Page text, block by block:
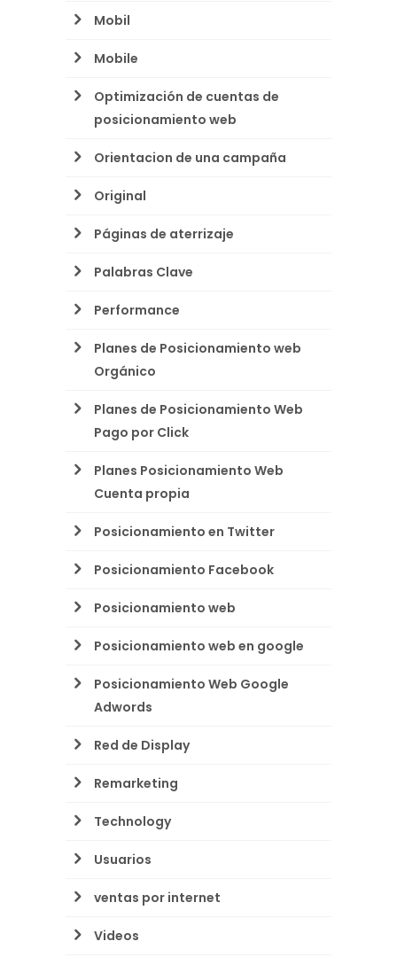
Mobil
Mobile
Optimización de cuentas de
posicionamiento web
Orientacion de una campaña
Original
Páginas de aterrizaje
Palabras Clave
Performance
Planes de Posicionamiento web
Orgánico
Planes de Posicionamiento Web
Pago por Click
Planes Posicionamiento Web
Cuenta propia
Posicionamiento en Twitter
Posicionamiento Facebook
Posicionamiento web
Posicionamiento web en google
Posicionamiento Web Google
Adwords
Red de Display
Remarketing
Technology
Usuarios
ventas por internet
Videos